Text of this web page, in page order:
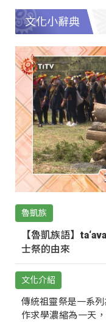
文化小辭典
魯凱族
【魯凱族語】
士祭的由來
文化介紹
傳統祖靈祭是一系
作求學濃縮為一天